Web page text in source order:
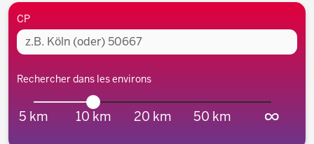
Environs
CP
Rechercher dans les environs
5 km 10 km 20 km 50 km ∞